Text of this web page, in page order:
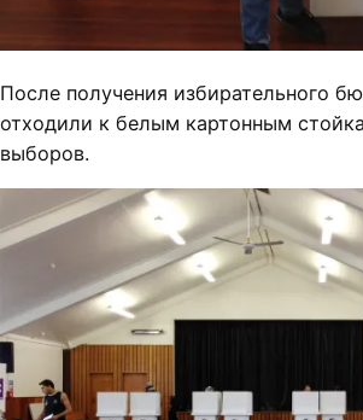
После получения избирательного
отходили к белым картонным
выборов.